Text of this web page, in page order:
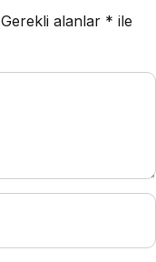
Gerekli alanlar * ile